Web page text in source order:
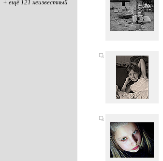
+ ещё 121 неизвестный